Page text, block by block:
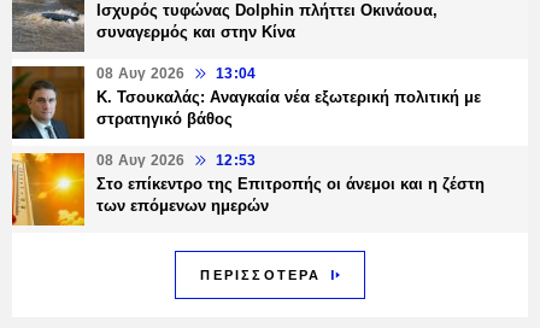
Ισχυρός τυφώνας Dolphin πλήττει Οκινάουα,
συναγερμός και στην Κίνα
08 Αυγ 2026 13:04
Κ. Τσουκαλάς: Αναγκαία νέα εξωτερική πολιτική με
στρατηγικό βάθος
08 Αυγ 2026 12:53
Στο επίκεντρο της Επιτροπής οι άνεμοι και η ζέστη
των επόμενων ημερών
ΠΕΡΙΣΣΟΤΕΡΑ